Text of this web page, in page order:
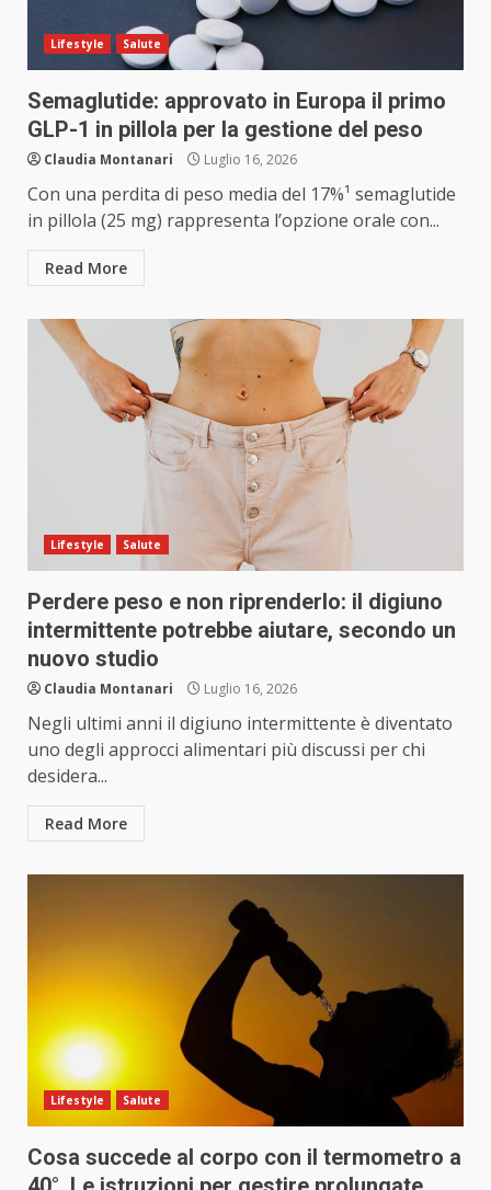
Lifestyle Salute
Semaglutide: approvato in Europa il primo
GLP-1 in pillola per la gestione del peso
Claudia Montanari Luglio 16, 2026
Con una perdita di peso media del 17%¹ semaglutide
in pillola (25 mg) rappresenta l’opzione orale con...
Read More
Lifestyle Salute
Perdere peso e non riprenderlo: il digiuno
intermittente potrebbe aiutare, secondo un
nuovo studio
Claudia Montanari Luglio 16, 2026
Negli ultimi anni il digiuno intermittente è diventato
uno degli approcci alimentari più discussi per chi
desidera...
Read More
Lifestyle Salute
Cosa succede al corpo con il termometro a